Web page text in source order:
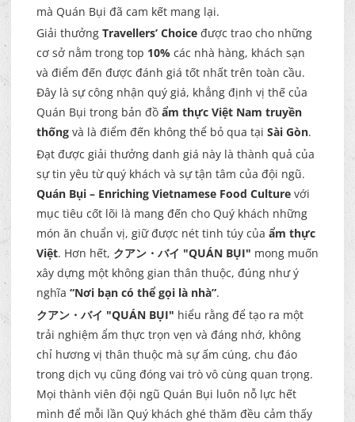
mà Quán Bụi đã cam kết mang lại.
Giải thưởng Travellers’ Choice được trao cho những
cơ sở nằm trong top 10% các nhà hàng, khách sạn
và điểm đến được đánh giá tốt nhất trên toàn cầu.
Đây là sự công nhận quý giá, khẳng định vị thế của
Quán Bụi trong bản đồ ẩm thực Việt Nam truyền
thống và là điểm đến không thể bỏ qua tại Sài Gòn.
Đạt được giải thưởng danh giá này là thành quả của
sự tin yêu từ quý khách và sự tận tâm của đội ngũ.
Quán Bụi – Enriching Vietnamese Food Culture với
mục tiêu cốt lõi là mang đến cho Quý khách những
món ăn chuẩn vị, giữ được nét tinh túy của ẩm thực
Việt. Hơn hết, クアン・バイ "QUÁN BỤI" mong muốn
xây dựng một không gian thân thuộc, đúng như ý
nghĩa “Nơi bạn có thể gọi là nhà”.
クアン・バイ "QUÁN BỤI" hiểu rằng để tạo ra một
trải nghiệm ẩm thực trọn vẹn và đáng nhớ, không
chỉ hương vị thân thuộc mà sự ấm cúng, chu đáo
trong dịch vụ cũng đóng vai trò vô cùng quan trọng.
Mọi thành viên đội ngũ Quán Bụi luôn nỗ lực hết
mình để mỗi lần Quý khách ghé thăm đều cảm thấy